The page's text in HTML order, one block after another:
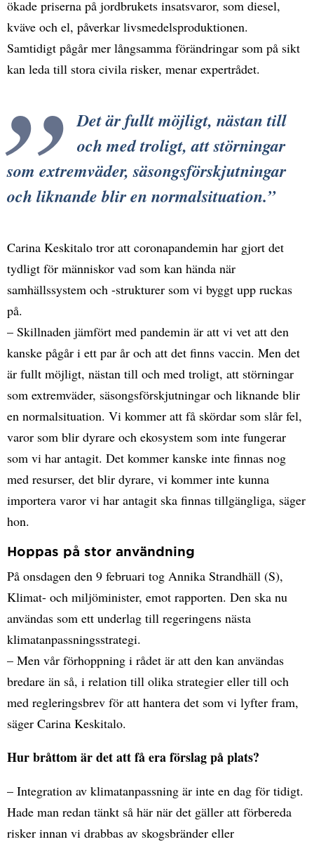
ökade priserna på jordbrukets insatsvaror, som diesel,
kväve och el, påverkar livsmedelsproduktionen.
Samtidigt pågår mer långsamma förändringar som på sikt
kan leda till stora civila risker, menar expertrådet.
Det är fullt möjligt, nästan till
och med troligt, att störningar
som extremväder, säsongsförskjutningar
och liknande blir en normalsituation.
Carina Keskitalo tror att coronapandemin har gjort det
tydligt för människor vad som kan hända när
samhällssystem och -strukturer som vi byggt upp ruckas
på.
– Skillnaden jämfört med pandemin är att vi vet att den
kanske pågår i ett par år och att det finns vaccin. Men det
är fullt möjligt, nästan till och med troligt, att störningar
som extremväder, säsongsförskjutningar och liknande blir
en normalsituation. Vi kommer att få skördar som slår fel,
varor som blir dyrare och ekosystem som inte fungerar
som vi har antagit. Det kommer kanske inte finnas nog
med resurser, det blir dyrare, vi kommer inte kunna
importera varor vi har antagit ska finnas tillgängliga, säger
hon.
Hoppas på stor användning
På onsdagen den 9 februari tog Annika Strandhäll (S),
Klimat- och miljöminister, emot rapporten. Den ska nu
användas som ett underlag till regeringens nästa
klimatanpassningsstrategi.
– Men vår förhoppning i rådet är att den kan användas
bredare än så, i relation till olika strategier eller till och
med regleringsbrev för att hantera det som vi lyfter fram,
säger Carina Keskitalo.
Hur bråttom är det att få era förslag på plats?
– Integration av klimatanpassning är inte en dag för tidigt.
Hade man redan tänkt så här när det gäller att förbereda
risker innan vi drabbas av skogsbränder eller